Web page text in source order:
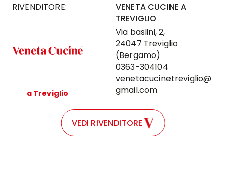
RIVENDITORE:
a Treviglio
VENETA CUCINE A
TREVIGLIO
Via baslini, 2,
24047 Treviglio
(Bergamo)
0363-304104
venetacucinetreviglio@
gmail.com
VEDI RIVENDITORE